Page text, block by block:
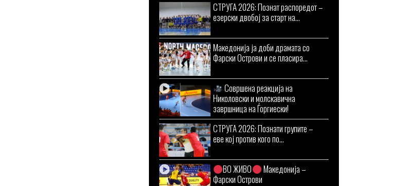
СТРУГА 2026: Познат распоредот –
езерски двобој за старт на...
Македонија ја доби драмата со
Фарски Острови и се пласира...
Совршена реакција на
Николовски и молскавична
завршница на Ѓоргиески!
СТРУГА 2026: Познати групите –
еве кој против кого по...
ВО ЖИВО
Македонија –
Фарски Острови